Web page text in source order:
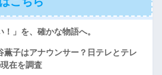
」を、確かな物語へ。
薫子はアナウンサー？日テレとテレ
在を調査